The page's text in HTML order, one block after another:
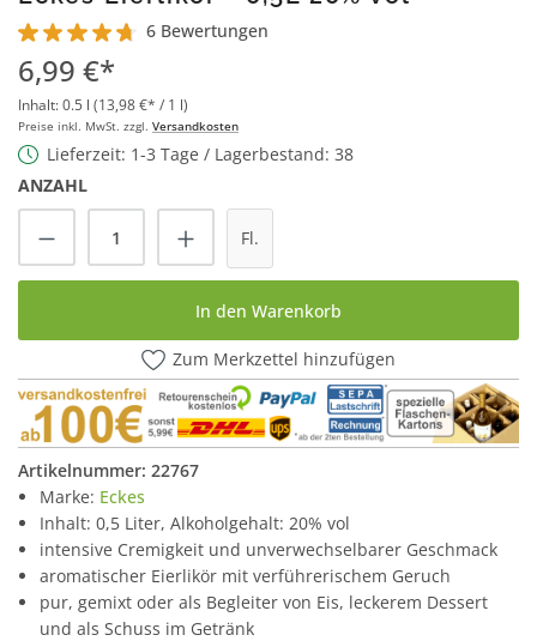
Durchschnittliche Bewertung von 4.6 von 5 Sternen
6 Bewertungen
6,99 €*
Inhalt:0.5 l (13,98 €* / 1 l)
Preise inkl. MwSt. zzgl. Versandkosten
Lieferzeit: 1-3 Tage / Lagerbestand: 38
ANZAHL
Produkt Anzahl: Gib den gewünschten
Fl.
In den Warenkorb
Zum Merkzettel hinzufügen
Artikelnummer: 22767
Marke: Eckes
Inhalt: 0,5 Liter, Alkoholgehalt: 20% vol
intensive Cremigkeit und unverwechselbarer Geschmack
aromatischer Eierlikör mit verführerischem Geruch
pur, gemixt oder als Begleiter von Eis, leckerem Dessert
und als Schuss im Getränk